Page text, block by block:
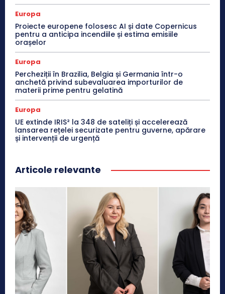
Europa
Proiecte europene folosesc AI și date Copernicus
pentru a anticipa incendiile și estima emisiile
orașelor
Europa
Percheziții în Brazilia, Belgia și Germania într-o
anchetă privind subevaluarea importurilor de
materii prime pentru gelatină
Europa
UE extinde IRIS² la 348 de sateliți și accelerează
lansarea rețelei securizate pentru guverne, apărare
și intervenții de urgență
Articole relevante